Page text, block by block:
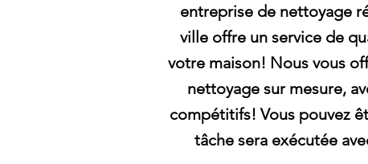
entreprise de nettoyage
ville offre un service de
votre maison! Nous vous
nettoyage sur mesure,
compétitifs! Vous pouvez
tâche sera exécutée